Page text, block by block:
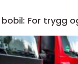
For trygg